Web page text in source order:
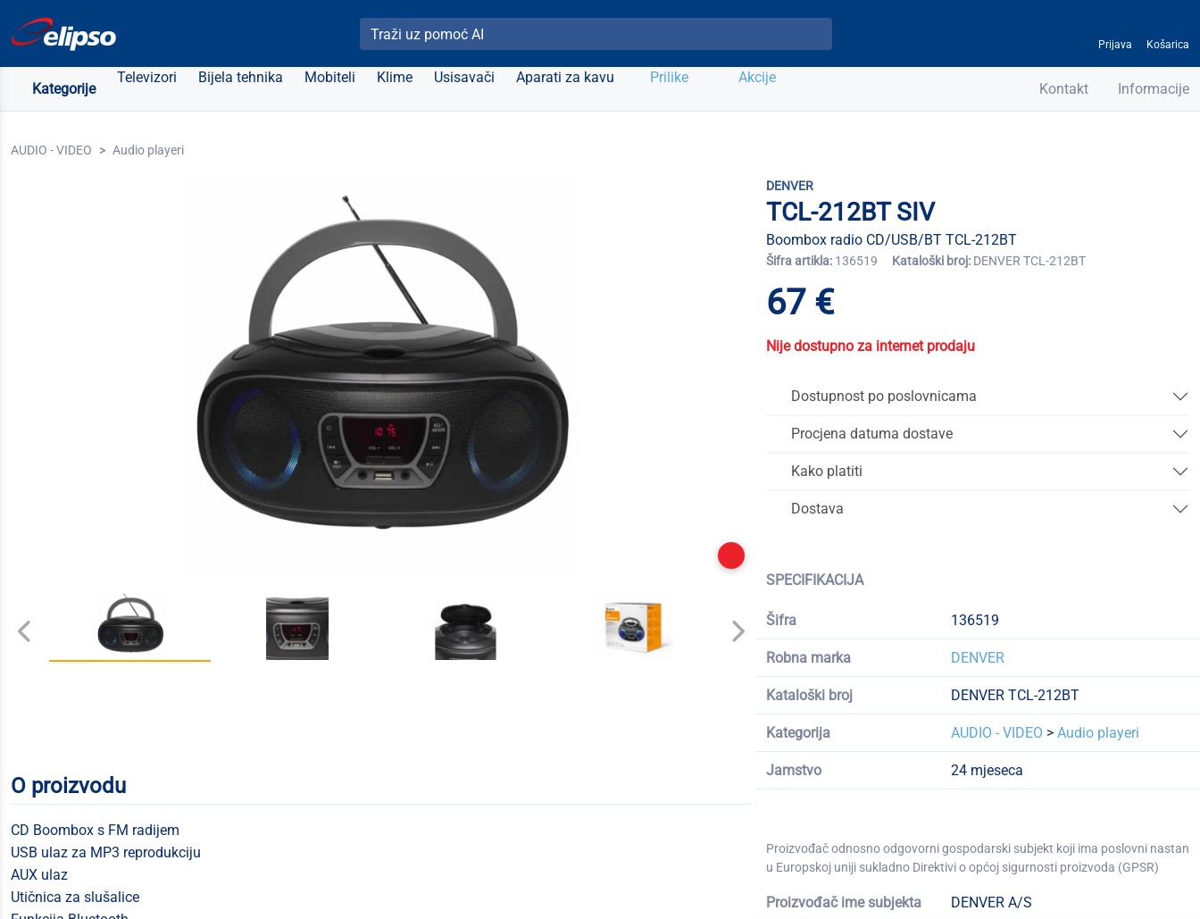
Pretraži Elipso
Prijava Košarica
Kategorije
Televizori Bijela tehnika Mobiteli Klime Usisavači Aparati za kavu Prilike Akcije
Kontakt Informacije
AUDIO - VIDEO Audio playeri
DENVER
TCL-212BT SIV
Boombox radio CD/USB/BT TCL-212BT
Šifra artikla: 136519 Kataloški broj: DENVER TCL-212BT
67 €
Nije dostupno za internet prodaju
Dostupnost po poslovnicama
Procjena datuma dostave
Kako platiti
Dostava
SPECIFIKACIJA
Šifra 136519
Robna marka DENVER
Kataloški broj DENVER TCL-212BT
Kategorija AUDIO - VIDEO >Audio playeri
Jamstvo 24 mjeseca
Proizvođač odnosno odgovorni gospodarski subjekt koji ima poslovni nastan
u Europskoj uniji sukladno Direktivi o općoj sigurnosti proizvoda (GPSR)
Proizvođač ime subjekta DENVER A/S
O proizvodu
CD Boombox s FM radijem
USB ulaz za MP3 reprodukciju
AUX ulaz
Utičnica za slušalice